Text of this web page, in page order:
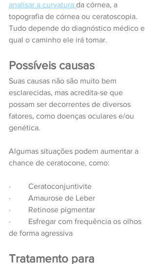
analisar a curvatura da córnea, a
topografia de córnea ou ceratoscopia.
Tudo depende do diagnóstico médico e
qual o caminho ele irá tomar.
Possíveis causas
Suas causas não são muito bem
esclarecidas, mas acredita-se que
possam ser decorrentes de diversos
fatores, como doenças oculares e/ou
genética.
Algumas situações podem aumentar a
chance de ceratocone, como:
·         Ceratoconjuntivite
·         Amaurose de Leber
·         Retinose pigmentar
·         Esfregar com frequência os olhos
de forma agressiva
Tratamento para